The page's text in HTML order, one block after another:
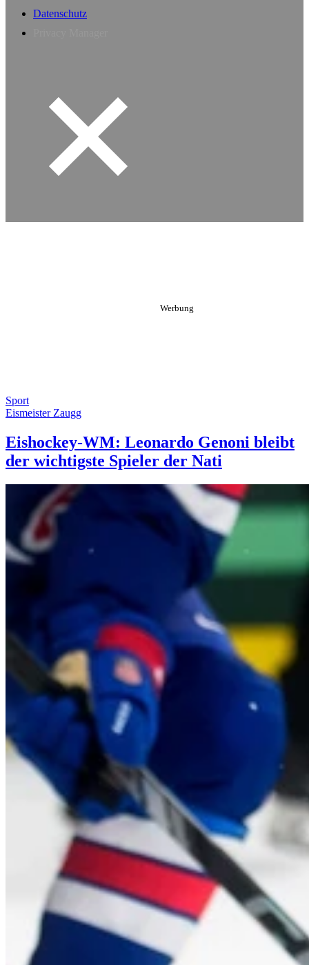
Datenschutz
Sport
Eismeister Zaugg
Eishockey-WM: Leonardo Genoni bleibt
der wichtigste Spieler der Nati